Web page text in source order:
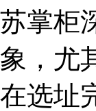
苏掌柜
象，尤
在选址